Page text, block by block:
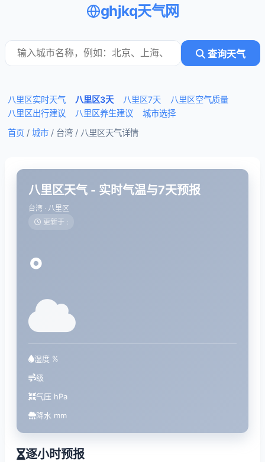
ghjkq天气网
查询天气
八里区实时天气 八里区3天 八里区7天
八里区空气质量
八里区出行建议
八里区养生建议
城市选择
首页 / 城市 / 台湾 / 八里区天气详情
八里区天气 - 实时气温与7天预报
台湾 · 八里区
更新于 :
°
湿度 %
级
气压 hPa
降水 mm
逐小时预报